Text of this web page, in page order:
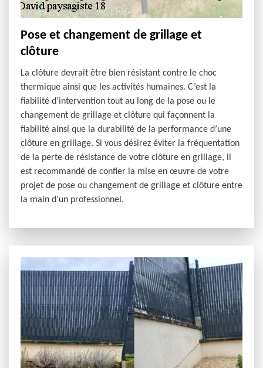
Pose et changement de grillage et
clôture
La clôture devrait être bien résistant contre le choc
thermique ainsi que les activités humaines. C’est la
fiabilité d’intervention tout au long de la pose ou le
changement de grillage et clôture qui façonnent la
fiabilité ainsi que la durabilité de la performance d’une
clôture en grillage. Si vous désirez éviter la fréquentation
de la perte de résistance de votre clôture en grillage, il
est recommandé de confier la mise en œuvre de votre
projet de pose ou changement de grillage et clôture entre
la main d’un professionnel.